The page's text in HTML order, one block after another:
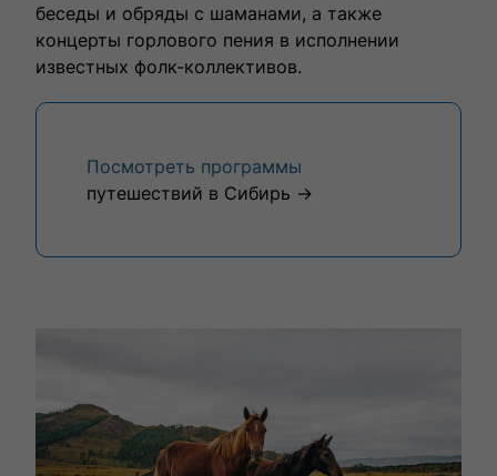
беседы и обряды с шаманами, а также
концерты горлового пения в исполнении
известных фолк-коллективов.
Посмотреть программы
путешествий в Сибирь →